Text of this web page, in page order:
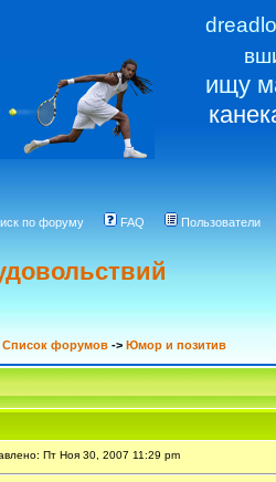
ищу
по форуму FAQ Пользователи
Список форумов -> Юмор и позитив
Пт Ноя 30, 2007 11:29 pm